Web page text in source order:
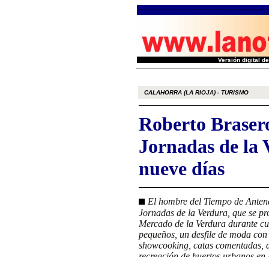
Versión digital
CALAHORRA (LA RIOJA) - TURISMO
Roberto
Jornadas de la
nueve días
El hombre del Tiempo de
Jornadas de la Verdura, que se
Mercado de la Verdura durante
pequeños, un desfile de moda
showcooking, catas comentadas,